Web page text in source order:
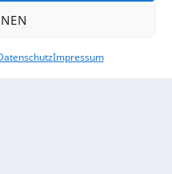
Impressum